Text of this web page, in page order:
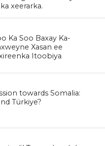
xeerarka.
Ka Soo Baxay Ka-
Xasan ee
Itoobiya
towards Somalia:
Türkiye?